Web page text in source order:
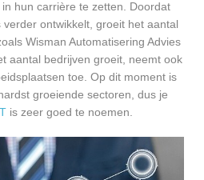
hun carrière te zetten. Doordat
ontwikkelt, groeit het aantal
Wisman Automatisering Advies
aantal bedrijven groeit, neemt ook
toe. Op dit moment is
groeiende sectoren, dus je
is zeer goed te noemen.